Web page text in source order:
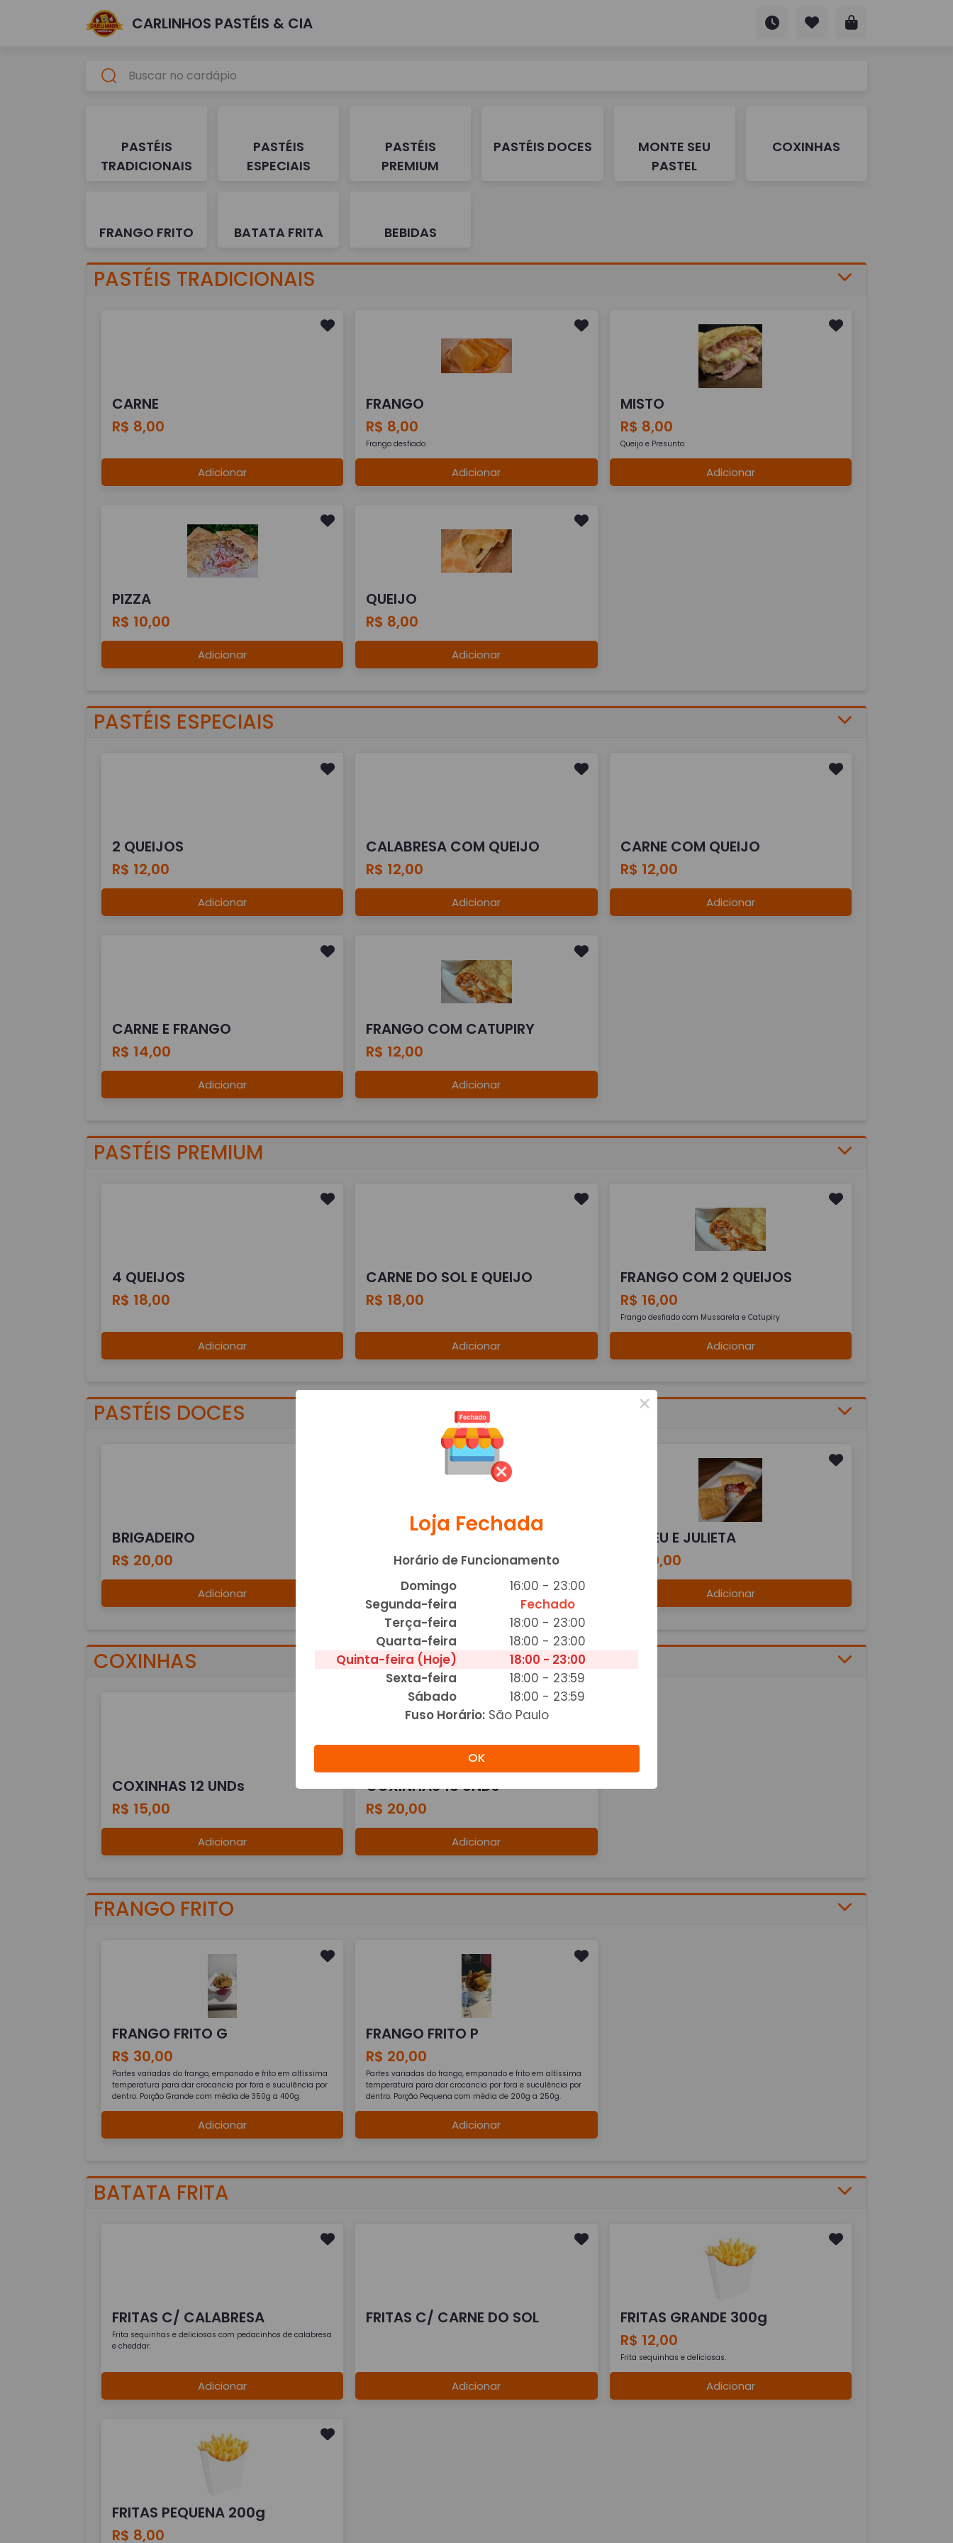
CARLINHOS PASTÉIS & CIA
PASTÉIS
TRADICIONAIS
PASTÉIS
ESPECIAIS
PASTÉIS
PREMIUM
PASTÉIS DOCES
MONTE SEU
PASTEL
COXINHAS
FRANGO FRITO BATATA FRITA BEBIDAS
PASTÉIS TRADICIONAIS
CARNE
R$ 8,00
Adicionar
FRANGO
R$ 8,00
Frango desfiado
Adicionar
MISTO
R$ 8,00
Queijo e Presunto
Adicionar
PIZZA
R$ 10,00
Adicionar
QUEIJO
R$ 8,00
Adicionar
PASTÉIS ESPECIAIS
2 QUEIJOS
R$ 12,00
Adicionar
CALABRESA COM QUEIJO
R$ 12,00
Adicionar
CARNE COM QUEIJO
R$ 12,00
Adicionar
CARNE E FRANGO
R$ 14,00
Adicionar
FRANGO COM CATUPIRY
R$ 12,00
Adicionar
PASTÉIS PREMIUM
4 QUEIJOS
R$ 18,00
Adicionar
CARNE DO SOL E QUEIJO
R$ 18,00
Adicionar
FRANGO COM 2 QUEIJOS
R$ 16,00
Frango desfiado com Mussarela e Catupiry
Adicionar
PASTÉIS DOCES
BRIGADEIRO
R$ 20,00
Adicionar
DOCE DE LEITE
R$ 20,00
Adicionar
ROMEU E JULIETA
R$ 20,00
Adicionar
COXINHAS
COXINHAS 12 UNDs
R$ 15,00
Adicionar
COXINHAS 18 UNDs
R$ 20,00
Adicionar
FRANGO FRITO
FRANGO FRITO G
R$ 30,00
Partes variadas do frango, empanado e frito em altíssima
temperatura para dar crocancia por fora e suculência por
dentro. Porção Grande com média de 350g a 400g.
Adicionar
FRANGO FRITO P
R$ 20,00
Partes variadas do frango, empanado e frito em altíssima
temperatura para dar crocancia por fora e suculência por
dentro. Porção Pequena com média de 200g a 250g.
Adicionar
BATATA FRITA
FRITAS C/ CALABRESA
Frita sequinhas e deliciosas com pedacinhos de calabresa
e cheddar.
Adicionar
FRITAS C/ CARNE DO SOL
Adicionar
FRITAS GRANDE 300g
R$ 12,00
Frita sequinhas e deliciosas.
Adicionar
FRITAS PEQUENA 200g
R$ 8,00
×
Loja Fechada
Horário de Funcionamento
Domingo
16:00 - 23:00
Segunda-feira
Fechado
Terça-feira
18:00 - 23:00
Quarta-feira
18:00 - 23:00
Quinta-feira (Hoje)
18:00 - 23:00
Sexta-feira
18:00 - 23:59
Sábado
18:00 - 23:59
Fuso Horário:São Paulo
OK